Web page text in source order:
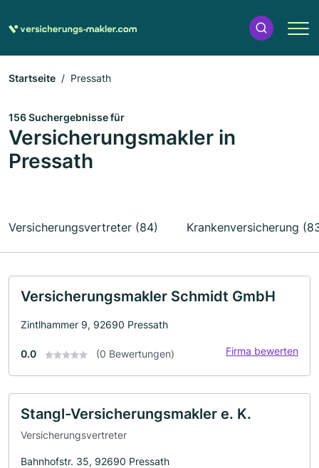
Startseite Pressath
156 Suchergebnisse für
Versicherungsmakler in
Pressath
Versicherungsvertreter (84) Krankenversicherung
Versicherungsmakler Schmidt GmbH
Zintlhammer 9, 92690 Pressath
0.0 (0 Bewertungen) Firma bewerten
Stangl-Versicherungsmakler e. K.
Versicherungsvertreter
Bahnhofstr. 35, 92690 Pressath